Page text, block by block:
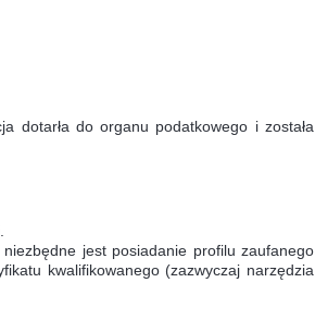
dotarła do organu podatkowego i została
jest posiadanie profilu zaufanego
kwalifikowanego (zazwyczaj narzędzia